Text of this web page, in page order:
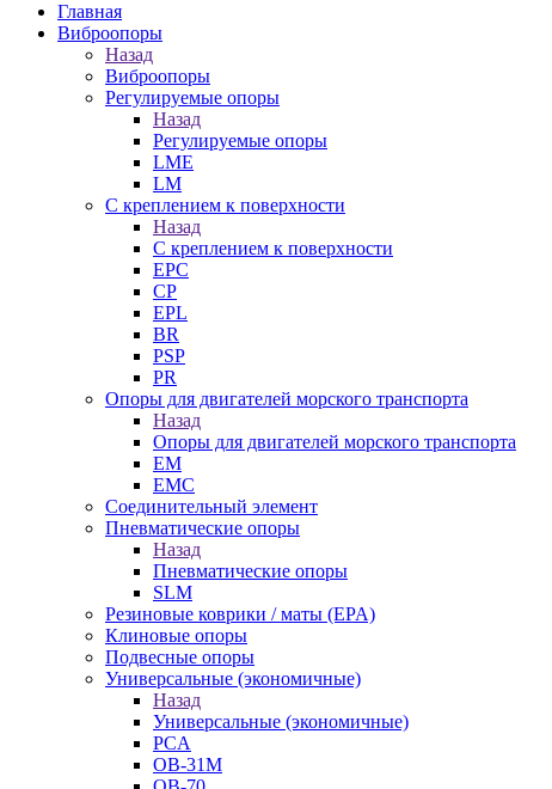
Главная
Виброопоры
Назад
Виброопоры
Регулируемые опоры
Назад
Регулируемые опоры
LME
LM
С креплением к поверхности
Назад
С креплением к поверхности
EPC
CP
EPL
BR
PSP
PR
Опоры для двигателей морского транспорта
Назад
Опоры для двигателей морского транспорта
EM
EMC
Cоединительный элемент
Пневматические опоры
Назад
Пневматические опоры
SLM
Резиновые коврики / маты (EPA)
Клиновые опоры
Подвесные опоры
Универсальные (экономичные)
Назад
Универсальные (экономичные)
PCA
ОВ-31М